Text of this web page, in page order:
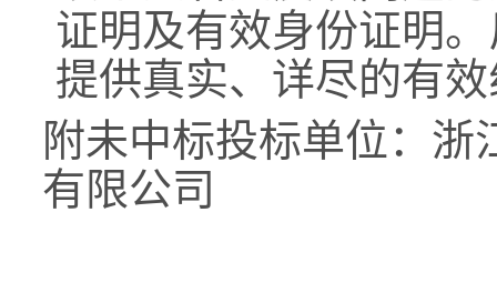
证明及有效身份证明
提供真实、详尽的有
附未中标投标单位： 浙
有限公司